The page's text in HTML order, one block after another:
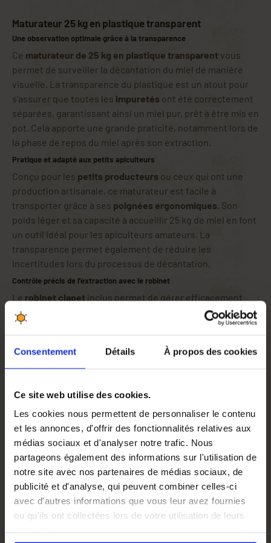
Consentement Détails À propos des cookies
Ce site web utilise des cookies.
Les cookies nous permettent de personnaliser le contenu
et les annonces, d'offrir des fonctionnalités relatives aux
médias sociaux et d'analyser notre trafic. Nous
partageons également des informations sur l'utilisation de
notre site avec nos partenaires de médias sociaux, de
publicité et d'analyse, qui peuvent combiner celles-ci
avec d'autres informations que vous leur avez fournies
ou qu'ils ont collectées lors de votre utilisation de leurs
Maturateur 25 kg en plastique transparent
Une observation optimale grâce à la transparence
Ce maturateur de 25 kg en plastique transparent vous
permet de surveiller la décantation du miel de manière
visuelle. La transparence du plastique est un atout pour
s’assurer que toutes les impuretés ont été correctement
séparées, garantissant ainsi un miel pur, prêt à être mis en
pot. Cela apporte une grande praticité, notamment lors de
la phase de repos du miel après son extraction.
Pratique et adapté aux petits apiculteurs
Conçu pour les petits producteurs ou ceux qui ont une
production artisanale, ce maturateur est facile à
transporter grâce à ses poignées ergonomiques. Son
poids léger et sa capacité à accueillir 25 kg de miel en font
un outil idéal pour les apiculteurs amateurs. La
transparence permet également de réduire les
incertitudes lors du processus de décantation.
Contrôle précis de l’extraction avec le robinet
Le robinet clapet inclus permet de gérer efficacement
l’écoulement du miel, offrant une précision et une
propreté optimales. Ce robinet est facile à manipuler et
essentiel pour garantir une extraction fluide et sans
effort.
légèreté et sa robustesse, mais également dans sa
transparence, qui ajoute une couche d'efficacité au
processus de décantation. De plus, soncouvercle avec
système d'inviolabilitéassure une sécurité maximale
contre les contaminants extérieurs, tout en préservant la
qualité du miel.
La maturation du miel